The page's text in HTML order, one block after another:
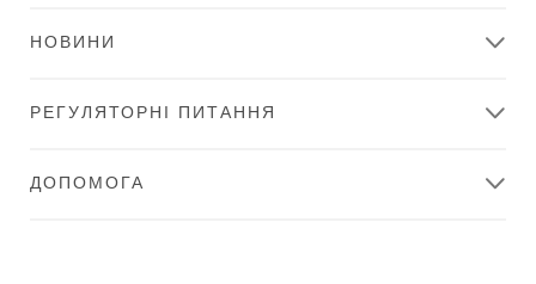
НОВИНИ
РЕГУЛЯТОРНІ ПИТАННЯ
ДОПОМОГА